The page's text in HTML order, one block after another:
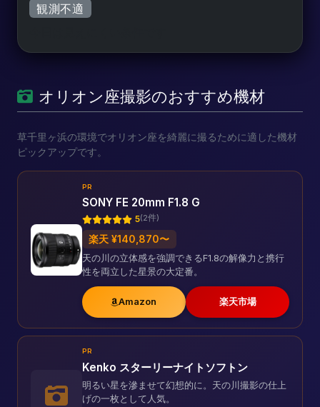
観測不適
オリオン座撮影のおすすめ機材
草千里ヶ浜の環境でオリオン座を綺麗に撮るために適した機材
ピックアップです。
PR
SONY FE 20mm F1.8 G
5(2件)
楽天 ¥140,870〜
天の川の立体感を強調できるF1.8の解像力と携行
性を両立した星景の大定番。
Amazon 楽天市場
PR
Kenko スターリーナイトソフトン
明るい星を滲ませて幻想的に。天の川撮影の仕上
げの一枚として人気。